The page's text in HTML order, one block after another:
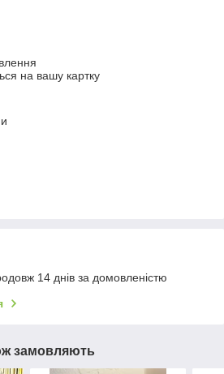
на вашу картку
14 днів за домовленістю
замовляють